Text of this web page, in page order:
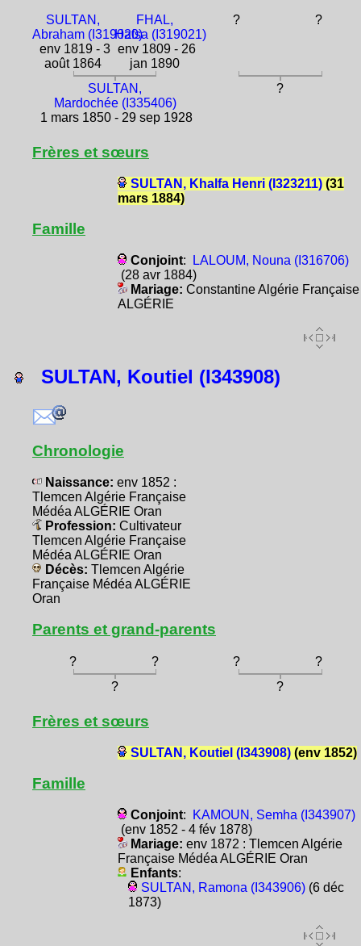
SULTAN,
Abraham (I319020)
env 1819 - 3
août 1864
FHAL,
Hafsa (I319021)
env 1809 - 26
jan 1890
? ?
SULTAN,
Mardochée (I335406)
1 mars 1850 - 29 sep 1928
?
Frères et sœurs
SULTAN, Khalfa Henri (I323211)(31
mars 1884)
Famille
Conjoint:
LALOUM, Nouna (I316706)
(28 avr 1884)
Mariage: Constantine Algérie Française
ALGÉRIE
SULTAN, Koutiel (I343908)
Chronologie
Naissance: env 1852 :
Tlemcen Algérie Française
Médéa ALGÉRIE Oran
Profession: Cultivateur
Tlemcen Algérie Française
Médéa ALGÉRIE Oran
Décès: Tlemcen Algérie
Française Médéa ALGÉRIE
Oran
Parents et grand-parents
? ? ?
?
?
?
Frères et sœurs
SULTAN, Koutiel (I343908)(env 1852)
Famille
Conjoint:
KAMOUN, Semha (I343907)
(env 1852 - 4 fév 1878)
Mariage: env 1872 : Tlemcen Algérie
Française Médéa ALGÉRIE Oran
Enfants:
SULTAN, Ramona (I343906)(6 déc
1873)